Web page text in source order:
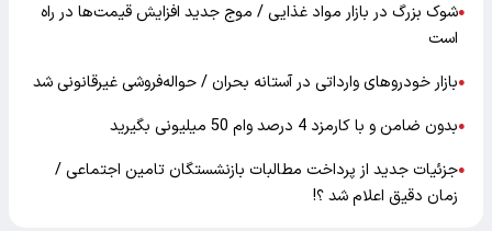
●شوک بزرگ در بازار مواد غذایی / موج جدید افزایش قیمت‌ها در راه
است
●بازار خودرو‌های وارداتی در آستانه بحران / حواله‌فروشی غیرقانونی شد
●بدون ضامن و با کارمزد 4 درصد وام 50 میلیونی بگیرید
●جزئیات جدید از پرداخت مطالبات بازنشستگان تامین اجتماعی /
زمان دقیق اعلام شد ؟!